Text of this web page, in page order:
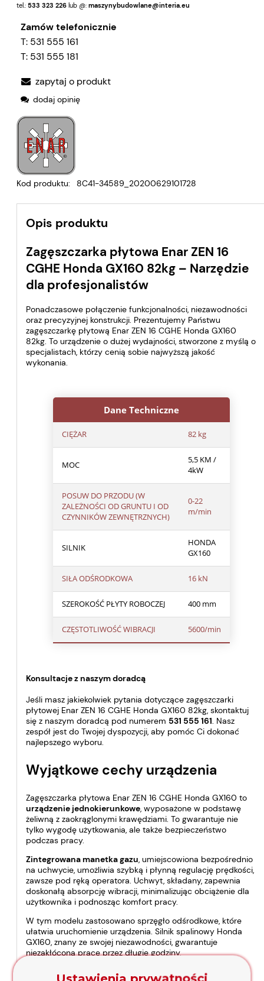
Ustawienia prywatności
tel.: 533 323 226 lub @: maszynybudowlane@interia.eu
Zamów telefonicznie
T: 531 555 161
T: 531 555 181
zapytaj o produkt
dodaj opinię
Kod produktu: 8C41-34589_20200629101728
Opis produktu
Zagęszczarka płytowa Enar ZEN 16
CGHE Honda GX160 82kg – Narzędzie
dla profesjonalistów
Ponadczasowe połączenie funkcjonalności, niezawodności
oraz precyzyjnej konstrukcji. Prezentujemy Państwu
zagęszczarkę płytową Enar ZEN 16 CGHE Honda GX160
82kg. To urządzenie o dużej wydajności, stworzone z myślą o
specjalistach, którzy cenią sobie najwyższą jakość
wykonania.
Dane Techniczne
CIĘŻAR 82 kg
MOC
5,5 KM /
4kW
POSUW DO PRZODU (W
ZALEŻNOŚCI OD GRUNTU I OD
CZYNNIKÓW ZEWNĘTRZNYCH)
0-22
m/min
SILNIK
HONDA
GX160
SIŁA ODŚRODKOWA 16 kN
SZEROKOŚĆ PŁYTY ROBOCZEJ 400 mm
CZĘSTOTLIWOŚĆ WIBRACJI 5600/min
Konsultacje z naszym doradcą
Jeśli masz jakiekolwiek pytania dotyczące zagęszczarki
płytowej Enar ZEN 16 CGHE Honda GX160 82kg, skontaktuj
się z naszym doradcą pod numerem 531 555 161. Nasz
zespół jest do Twojej dyspozycji, aby pomóc Ci dokonać
najlepszego wyboru.
Wyjątkowe cechy urządzenia
Zagęszczarka płytowa Enar ZEN 16 CGHE Honda GX160 to
urządzenie jednokierunkowe, wyposażone w podstawę
żeliwną z zaokrąglonymi krawędziami. To gwarantuje nie
tylko wygodę użytkowania, ale także bezpieczeństwo
podczas pracy.
Zintegrowana manetka gazu, umiejscowiona bezpośrednio
na uchwycie, umożliwia szybką i płynną regulację prędkości,
zawsze pod ręką operatora. Uchwyt, składany, zapewnia
doskonałą absorpcję wibracji, minimalizując obciążenie dla
użytkownika i podnosząc komfort pracy.
W tym modelu zastosowano sprzęgło odśrodkowe, które
ułatwia uruchomienie urządzenia. Silnik spalinowy Honda
GX160, znany ze swojej niezawodności, gwarantuje
niezakłóconą pracę przez długie godziny.
Ten model nie posiada kółek.